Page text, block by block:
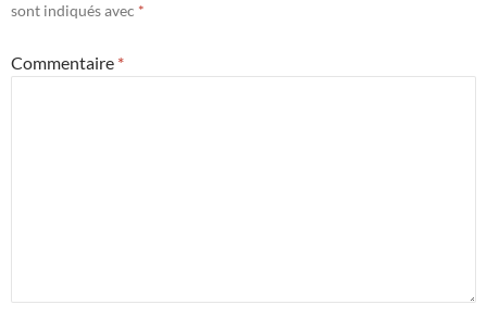
sont indiqués avec *
Commentaire *